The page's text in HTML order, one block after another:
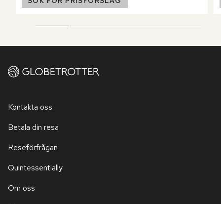
Kontakta oss
Betala din resa
Reseförfrågan
Quintessentially
Om oss